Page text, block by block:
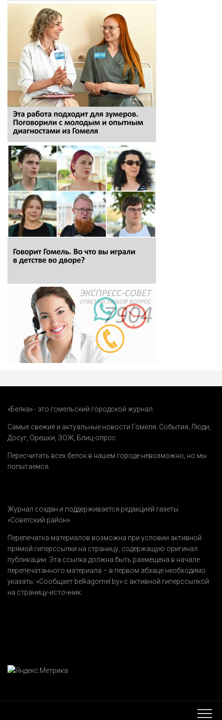
«Белка» - это гомельский городской журнал.
Самые свежие и актуальные новости Гомеля. События,Люди,
Досуг, Орешки, ЗОЖ, Блиц-опрос.
Пересчитать всех белок в нашем городе невозможно, но мы
попытаемся.
Журнал создан и поддерживается редакцией газеты
«Советский район».
Перепечатка материалов возможна при условии активной
прямой гиперссылки на страницу, содержащую оригинал
публикации. Эта ссылка должна быть размещена в начале
перепечатанного материала – в первом абзаце необходимо
указать: «Сообщает belkagomel.by» с активной гиперссылкой
на страницу-источник.